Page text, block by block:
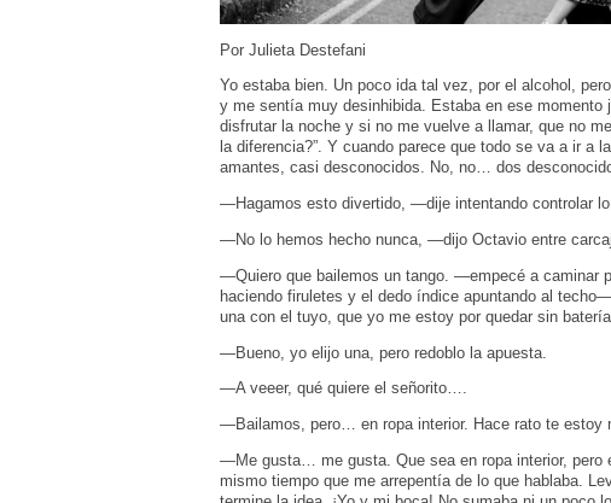
Por Julieta Destefani
Yo estaba bien. Un poco ida tal vez, por el alcohol,
y me sentía muy desinhibida. Estaba en ese
disfrutar la noche y si no me vuelve a llamar, que no
la diferencia?”. Y cuando parece que todo se va a ir a
amantes, casi desconocidos. No, no… dos
—Hagamos esto divertido, —dije intentando controlar
—No lo hemos hecho nunca, —dijo Octavio entre
—Quiero que bailemos un tango. —empecé a caminar
haciendo firuletes y el dedo índice apuntando al
una con el tuyo, que yo me estoy por quedar sin batería.
—Bueno, yo elijo una, pero redoblo la apuesta.
—A veeer, qué quiere el señorito….
—Bailamos, pero… en ropa interior. Hace rato te estoy
—Me gusta… me gusta. Que sea en ropa interior,
mismo tiempo que me arrepentía de lo que hablaba.